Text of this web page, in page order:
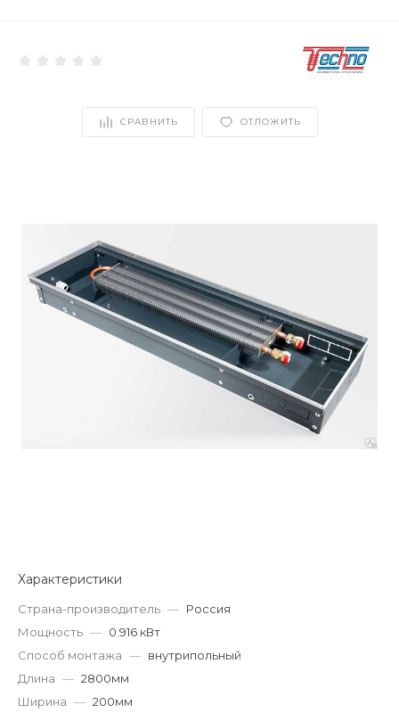
СРАВНИТЬ ОТЛОЖИТЬ
Характеристики
Страна-производитель — Россия
Мощность — 0.916 кВт
Способ монтажа — внутрипольный
Длина — 2800мм
Ширина — 200мм